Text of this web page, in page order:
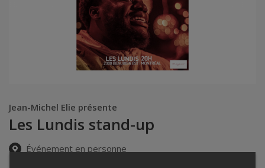
Jean-Michel Elie présente
Les Lundis stand-up
Événement en personne